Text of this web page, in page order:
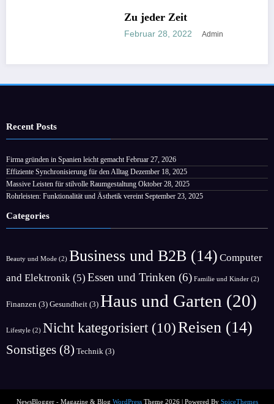
NICHT KATEGORISIERT
Zu jeder Zeit
Februar 28, 2022 Admin
Recent Posts
Firma gründen in Spanien leicht gemacht Februar 27, 2026
Effiziente Synchronisierung für den Alltag Dezember 18, 2025
Massive Leisten für stilvolle Raumgestaltung Oktober 28, 2025
Rohrleisten: Funktionalität und Ästhetik vereint September 23, 2025
Categories
Beauty und Mode (2) Business und B2B (14) Computer
and Elektronik (5) Essen und Trinken (6) Familie und Kinder (2)
Finanzen (3) Gesundheit (3) Haus und Garten (20)
Lifestyle (2) Nicht kategorisiert (10)Reisen (14)
Sonstiges (8) Technik (3)
NewsBlogger - Magazine & Blog WordPressTheme 2026 | Powered By SpiceThemes